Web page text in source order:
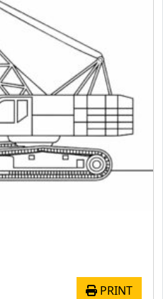
PRINT